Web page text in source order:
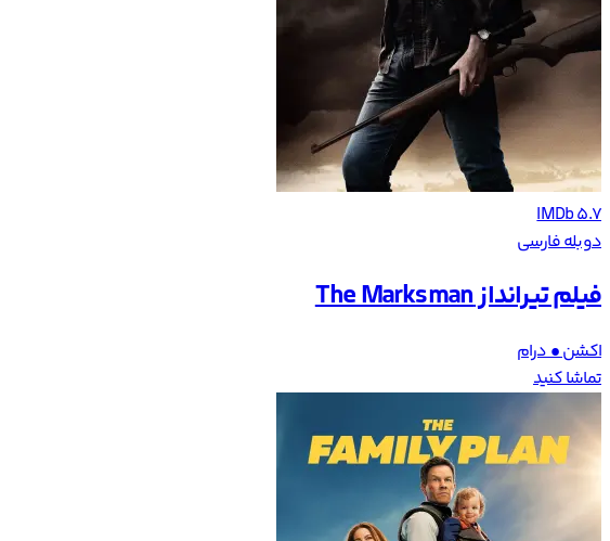
IMDb 5.7
دوبله فارسی
فیلم تیرانداز The Marksman
اکشن • درام
تماشا کنید